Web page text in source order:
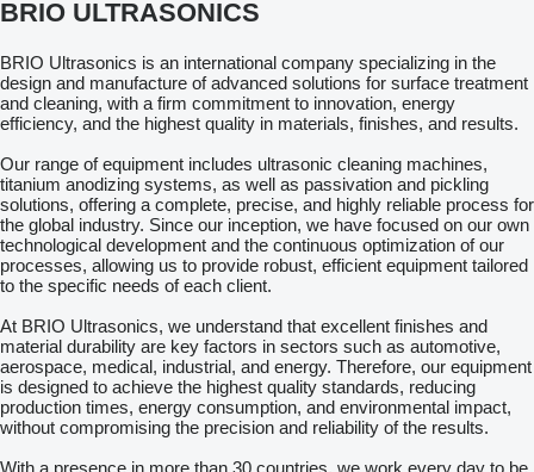
BRIO ULTRASONICS
BRIO Ultrasonics is an international company specializing in the
design and manufacture of advanced solutions for surface treatment
and cleaning, with a firm commitment to innovation, energy
efficiency, and the highest quality in materials, finishes, and results.
Our range of equipment includes ultrasonic cleaning machines,
titanium anodizing systems, as well as passivation and pickling
solutions, offering a complete, precise, and highly reliable process for
the global industry. Since our inception, we have focused on our own
technological development and the continuous optimization of our
processes, allowing us to provide robust, efficient equipment tailored
to the specific needs of each client.
At BRIO Ultrasonics, we understand that excellent finishes and
material durability are key factors in sectors such as automotive,
aerospace, medical, industrial, and energy. Therefore, our equipment
is designed to achieve the highest quality standards, reducing
production times, energy consumption, and environmental impact,
without compromising the precision and reliability of the results.